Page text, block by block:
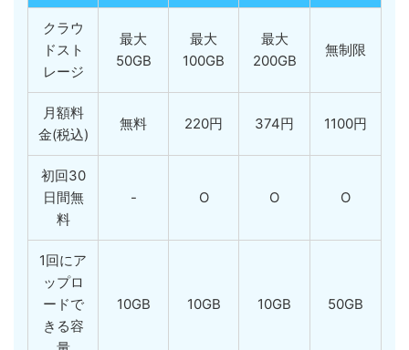
クラウ
ドスト
レージ
最大
50GB
最大
100GB
最大
200GB
無制限
月額料
金(税込)
無料 220円 374円 1100円
初回30
日間無
料
- O O O
1回にア
ップロ
ードで
きる容
10GB 10GB 10GB 50GB